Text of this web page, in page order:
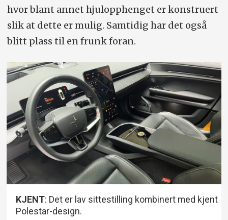
hvor blant annet hjulopphenget er konstruert
slik at dette er mulig. Samtidig har det også
blitt plass til en frunk foran.
KJENT: Det er lav sittestilling kombinert med kjent
Polestar-design.